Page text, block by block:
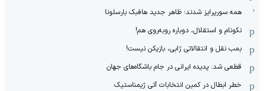
همه سورپرایز شدند؛ ظاهر جدید هافبک بارسلونا
نکونام و استقلال، دوباره روبه‌روی هم!
بمب نقل و انتقالاتی ژابی، بازیکن نیست!
قطعی شد: پدیده ایرانی در جام باشگاه‌های جهان
خطر ابطال در کمین انتخابات آتی ژیمناستیک